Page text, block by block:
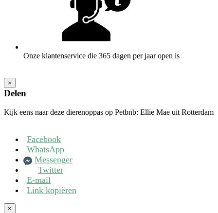
Onze klantenservice die 365 dagen per jaar open is
×
Delen
Kijk eens naar deze dierenoppas op Petbnb: Ellie Mae uit Rotterdam
Facebook
WhatsApp
Messenger
Twitter
E-mail
Link kopiëren
×